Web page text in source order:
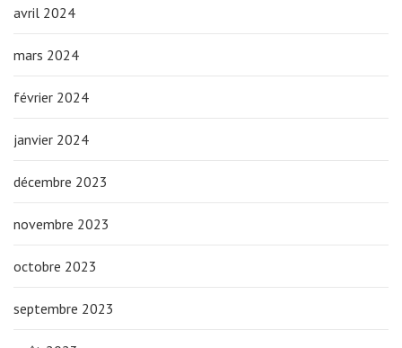
avril 2024
mars 2024
février 2024
janvier 2024
décembre 2023
novembre 2023
octobre 2023
septembre 2023